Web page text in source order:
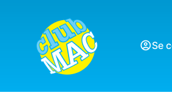
Se